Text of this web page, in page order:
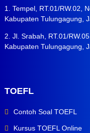
1. Tempel, RT.01/RW.02,
Kabupaten Tulungagung,
2. Jl. Srabah, RT.01/
Kabupaten Tulungagung,
TOEFL
Contoh Soal TOEFL
Kursus TOEFL Online